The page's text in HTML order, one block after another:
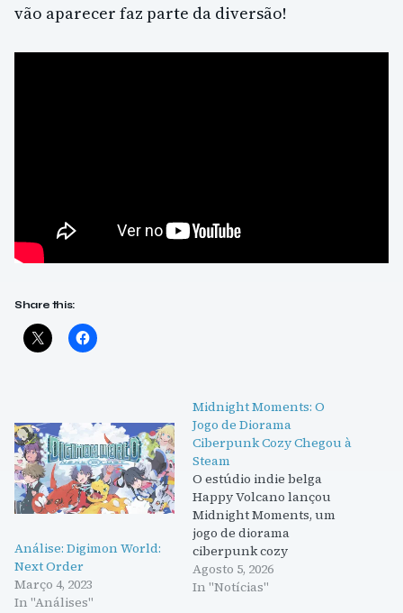
vão aparecer faz parte da diversão!
Share this:
Análise: Digimon World:
Next Order
Março 4, 2023
In "Análises"
Midnight Moments: O
Jogo de Diorama
Ciberpunk Cozy Chegou à
Steam
O estúdio indie belga
Happy Volcano lançou
Midnight Moments, um
jogo de diorama
ciberpunk cozy
disponível agora na
Steam. O jogo oferece uma
Agosto 5, 2026
In "Notícias"